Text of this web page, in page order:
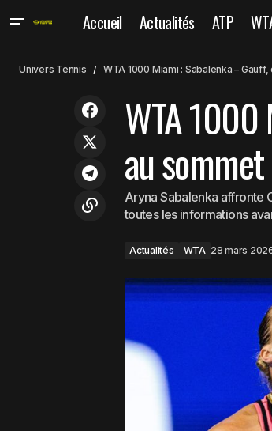
Accueil Actualités ATP
avec Shelton, Paul, Tiafoe...
Univers Tennis WTA 1000 Miami : Sabalenka –
WTA 1000
au
Aryna Sabalenka affronte
toutes les informations
Actualités WTA 28 mars